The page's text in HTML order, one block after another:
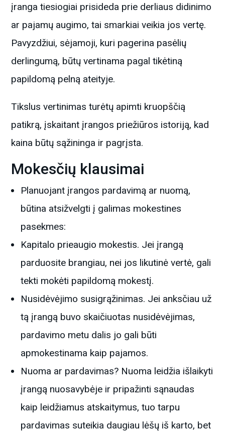
įranga tiesiogiai prisideda prie derliaus didinimo
ar pajamų augimo, tai smarkiai veikia jos vertę.
Pavyzdžiui, sėjamoji, kuri pagerina pasėlių
derlingumą, būtų vertinama pagal tikėtiną
papildomą pelną ateityje.
Tikslus vertinimas turėtų apimti kruopščią
patikrą, įskaitant įrangos priežiūros istoriją, kad
kaina būtų sąžininga ir pagrįsta.
Mokesčių klausimai
Planuojant įrangos pardavimą ar nuomą,
būtina atsižvelgti į galimas mokestines
pasekmes:
Kapitalo prieaugio mokestis. Jei įrangą
parduosite brangiau, nei jos likutinė vertė, gali
tekti mokėti papildomą mokestį.
Nusidėvėjimo susigrąžinimas. Jei anksčiau už
tą įrangą buvo skaičiuotas nusidėvėjimas,
pardavimo metu dalis jo gali būti
apmokestinama kaip pajamos.
Nuoma ar pardavimas? Nuoma leidžia išlaikyti
įrangą nuosavybėje ir pripažinti sąnaudas
kaip leidžiamus atskaitymus, tuo tarpu
pardavimas suteikia daugiau lėšų iš karto, bet